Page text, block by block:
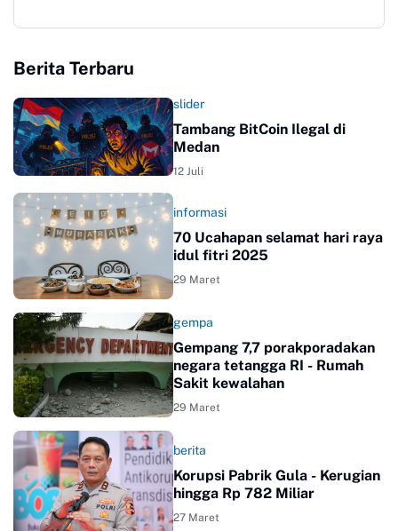
Berita Terbaru
slider
Tambang BitCoin Ilegal di
Medan
12 Juli
informasi
70 Ucahapan selamat hari raya
idul fitri 2025
29 Maret
gempa
Gempang 7,7 porakporadakan
negara tetangga RI - Rumah
Sakit kewalahan
29 Maret
berita
Korupsi Pabrik Gula - Kerugian
hingga Rp 782 Miliar
27 Maret